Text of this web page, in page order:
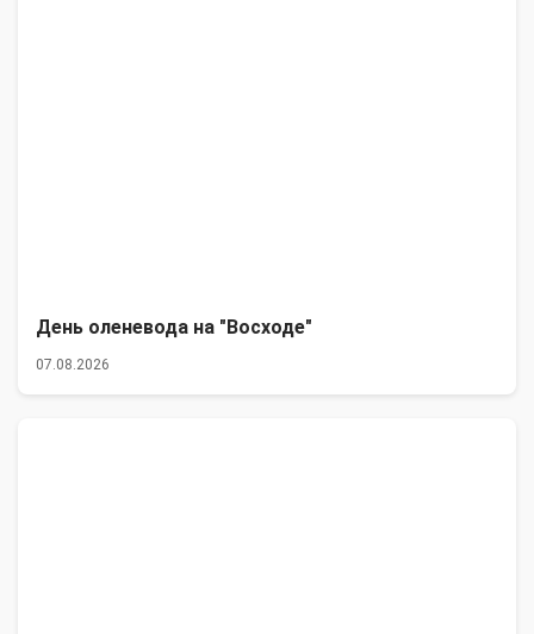
День оленевода на "Восходе"
07.08.2026